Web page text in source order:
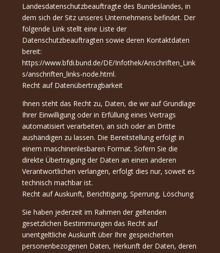
Landesdatenschutzbeauftragte des Bundeslandes, in
dem sich der Sitz unseres Unternehmens befindet. Der
folgende Link stellt eine Liste der
Datenschutzbeauftragten sowie deren Kontaktdaten
bereit:
https://www.bfdi.bund.de/DE/Infothek/Anschriften_Link
s/anschriften_links-node.html.
Recht auf Datenübertragbarkeit
Ihnen steht das Recht zu, Daten, die wir auf Grundlage
Ihrer Einwilligung oder in Erfüllung eines Vertrags
automatisiert verarbeiten, an sich oder an Dritte
aushändigen zu lassen. Die Bereitstellung erfolgt in
einem maschinenlesbaren Format. Sofern Sie die
direkte Übertragung der Daten an einen anderen
Verantwortlichen verlangen, erfolgt dies nur, soweit es
technisch machbar ist.
Recht auf Auskunft, Berichtigung, Sperrung, Löschung
Sie haben jederzeit im Rahmen der geltenden
gesetzlichen Bestimmungen das Recht auf
unentgeltliche Auskunft über Ihre gespeicherten
personenbezogenen Daten, Herkunft der Daten, deren